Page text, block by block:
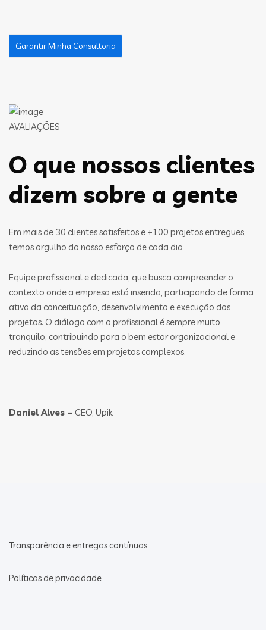
AVALIAÇÕES
O que nossos clientes
dizem sobre a gente
Em mais de 30 clientes satisfeitos e +100 projetos entregues,
temos orgulho do nosso esforço de cada dia
Equipe profissional e dedicada, que busca compreender o
contexto onde a empresa está inserida, participando de forma
ativa da conceituação, desenvolvimento e execução dos
projetos. O diálogo com o profissional é sempre muito
tranquilo, contribuindo para o bem estar organizacional e
reduzindo as tensões em projetos complexos.
Daniel Alves – CEO, Upik
Transparência e entregas contínuas
Políticas de privacidade